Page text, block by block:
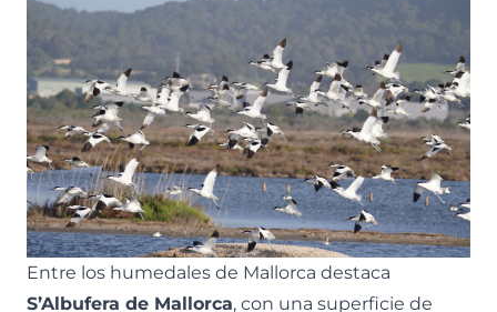
Entre los humedales de Mallorca destaca
S’Albufera de Mallorca, con una superficie de